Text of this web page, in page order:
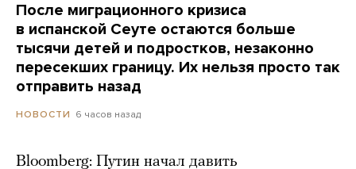
После миграционного кризиса
в испанской Сеуте остаются больше
тысячи детей и подростков, незаконно
пересекших границу. Их нельзя просто так
отправить назад
НОВОСТИ 6 часов назад
Bloomberg: Путин начал давить